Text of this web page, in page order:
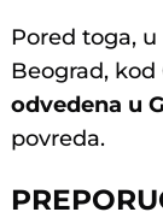
Pored toga,
Beograd,
odvedena u
povreda.